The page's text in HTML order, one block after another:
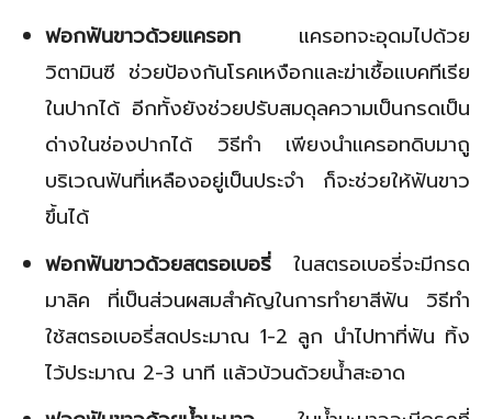
ฟอกฟันขาวด้วยแครอท แครอทจะอุดมไปด้วย
วิตามินซี ช่วยป้องกันโรคเหงือกและฆ่าเชื้อแบคทีเรีย
ในปากได้ อีกทั้งยังช่วยปรับสมดุลความเป็นกรดเป็น
ด่างในช่องปากได้ วิธีทำ เพียงนำแครอทดิบมาถู
บริเวณฟันที่เหลืองอยู่เป็นประจำ ก็จะช่วยให้ฟันขาว
ขึ้นได้
ฟอกฟันขาวด้วยสตรอเบอรี่ ในสตรอเบอรี่จะมีกรด
มาลิค ที่เป็นส่วนผสมสำคัญในการทำยาสีฟัน วิธีทำ
ใช้สตรอเบอรี่สดประมาณ 1-2 ลูก นำไปทาที่ฟัน ทิ้ง
ไว้ประมาณ 2-3 นาที แล้วบ้วนด้วยน้ำสะอาด